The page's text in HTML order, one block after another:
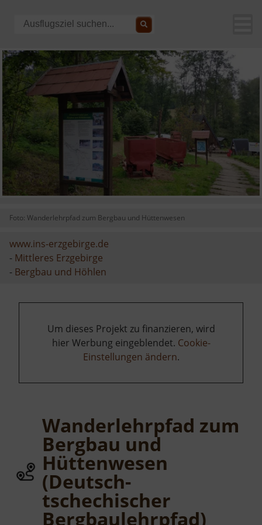
Foto: Wanderlehrpfad zum Bergbau und Hüttenwesen
www.ins-erzgebirge.de
- Mittleres Erzgebirge
- Bergbau und Höhlen
Um dieses Projekt zu finanzieren, wird
hier Werbung eingeblendet. Cookie-
Einstellungen ändern.
Wanderlehrpfad zum
Bergbau und
Hüttenwesen
(Deutsch-
tschechischer
Bergbaulehrpfad)